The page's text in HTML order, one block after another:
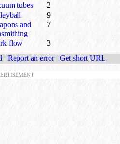
tubes
2
9
and
7
flow
3
| Report an error | Get short URL